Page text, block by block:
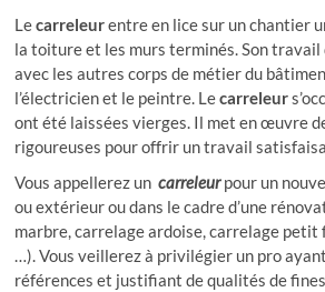
Lecarreleurentre en lice sur un chantier
la toiture et les murs terminés. Son
avec les autres corps de métier du
l’électricien et le peintre. Lecarreleur
ont été laissées vierges. Il met en œuvre
rigoureuses pour offrir un travail
Vous appellerez uncarreleurpour un
ou extérieur ou dans le cadre d’une
marbre, carrelage ardoise, carrelage
…). Vous veillerez à privilégier un pro
références et justifiant de qualités de